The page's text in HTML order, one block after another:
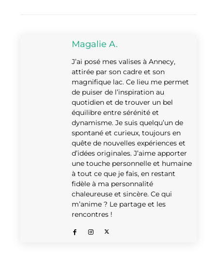
Magalie A.
J’ai posé mes valises à Annecy,
attirée par son cadre et son
magnifique lac. Ce lieu me permet
de puiser de l’inspiration au
quotidien et de trouver un bel
équilibre entre sérénité et
dynamisme. Je suis quelqu’un de
spontané et curieux, toujours en
quête de nouvelles expériences et
d’idées originales. J’aime apporter
une touche personnelle et humaine
à tout ce que je fais, en restant
fidèle à ma personnalité
chaleureuse et sincère. Ce qui
m’anime ? Le partage et les
rencontres !